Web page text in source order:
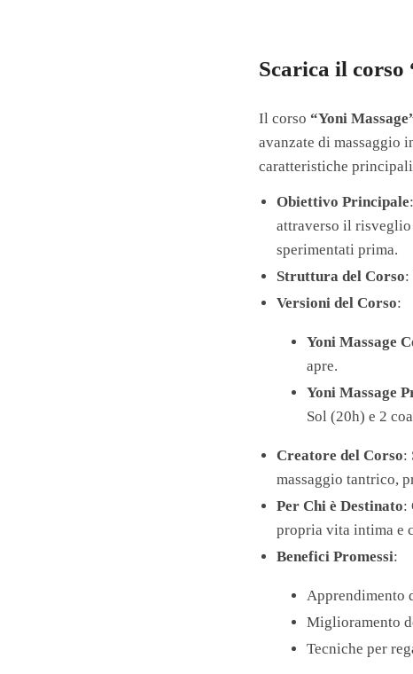
Scarica il corso
Il corso“Yoni
avanzate di massaggio
caratteristiche
Obiettivo Principale
attraverso il
sperimentati prima.
Struttura del Corso:
Versioni del Corso:
Yoni Massage
apre.
Yoni Massage
Sol (20h) e 2
Creatore del Corso:
massaggio tantrico,
Per Chi è Destinato:
propria vita intima e
Benefici Promessi:
Apprendimento
Miglioramento
Tecniche per